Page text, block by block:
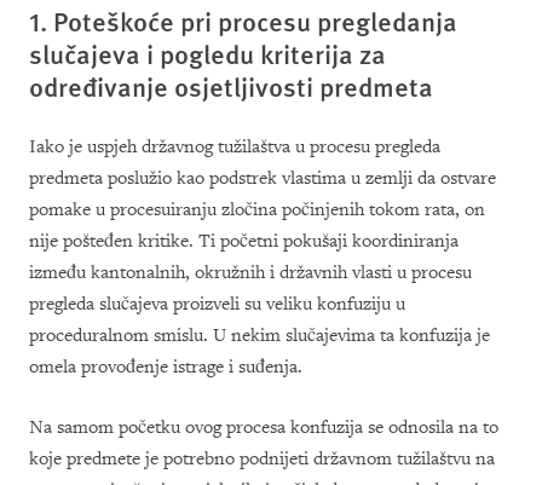
1. Poteškoće pri procesu pregledanja
slučajeva i pogledu kriterija za
određivanje osjetljivosti predmeta
Iako je uspjeh državnog tužilaštva u procesu pregleda
predmeta poslužio kao podstrek vlastima u zemlji da ostvare
pomake u procesuiranju zločina počinjenih tokom rata, on
nije pošteđen kritike. Ti početni pokušaji koordiniranja
između kantonalnih, okružnih i državnih vlasti u procesu
pregleda slučajeva proizveli su veliku konfuziju u
proceduralnom smislu. U nekim slučajevima ta konfuzija je
omela provođenje istrage i suđenja.
Na samom početku ovog procesa konfuzija se odnosila na to
koje predmete je potrebno podnijeti državnom tužilaštvu na